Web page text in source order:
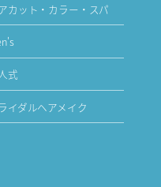
カット・カラー・スパ
式
イダルヘアメイク